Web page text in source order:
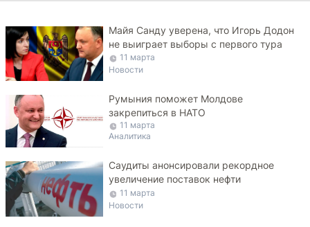
Майя Санду уверена, что Игорь Додон
не выиграет выборы с первого тура
11 марта
Новости
Румыния поможет Молдове
закрепиться в НАТО
11 марта
Аналитика
Саудиты анонсировали рекордное
увеличение поставок нефти
11 марта
Новости